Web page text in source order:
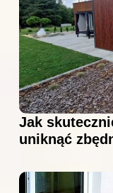
Jak
uniknąć